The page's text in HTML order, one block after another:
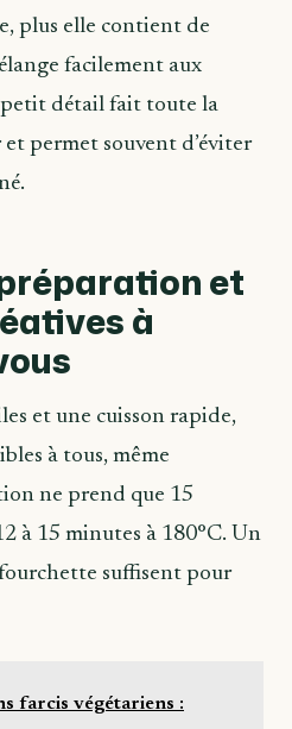
plus elle contient de
facilement aux
détail fait toute la
permet souvent d’éviter
et
à
et une cuisson rapide,
à tous, même
ne prend que 15
à 15 minutes à 180°C. Un
suffisent pour
farcis végétariens :